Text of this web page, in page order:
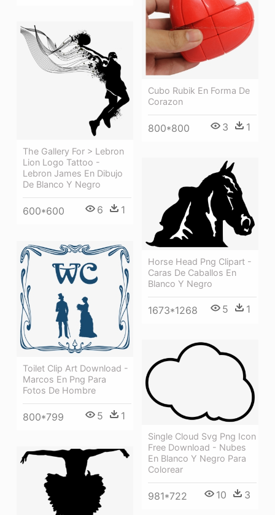
Cubo Rubik En Forma De
Corazon
800*800 3 1
The Gallery For > Lebron
Lion Logo Tattoo -
Lebron James En Dibujo
De Blanco Y Negro
600*600 6 1
Horse Head Png Clipart -
Caras De Caballos En
Blanco Y Negro
1673*1268 5 1
Toilet Clip Art Download -
Marcos En Png Para
Fotos De Hombre
800*799 5 1
Single Cloud Svg Png Icon
Free Download - Nubes
En Blanco Y Negro Para
Colorear
981*722 10 3